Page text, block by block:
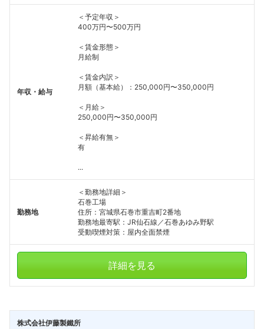
年収・給与
＜予定年収＞
400万円〜500万円
＜賃金形態＞
月給制
＜賃金内訳＞
月額（基本給）：250,000円〜350,000円
＜月給＞
250,000円〜350,000円
＜昇給有無＞
有
...
勤務地
＜勤務地詳細＞
石巻工場
住所：宮城県石巻市重吉町2番地
勤務地最寄駅：JR仙石線／石巻あゆみ野駅
受動喫煙対策：屋内全面禁煙
詳細を見る
株式会社伊藤製鐵所